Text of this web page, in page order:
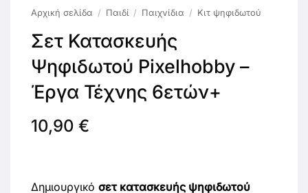
Αρχική σελίδα / Παιδί / Παιχνίδια / Κιτ ψηφιδωτού
Σετ Κατασκευής
Ψηφιδωτού Pixelhobby –
Έργα Τέχνης 6ετών+
10,90 €
Δημιουργικό σετ κατασκευής ψηφιδωτού